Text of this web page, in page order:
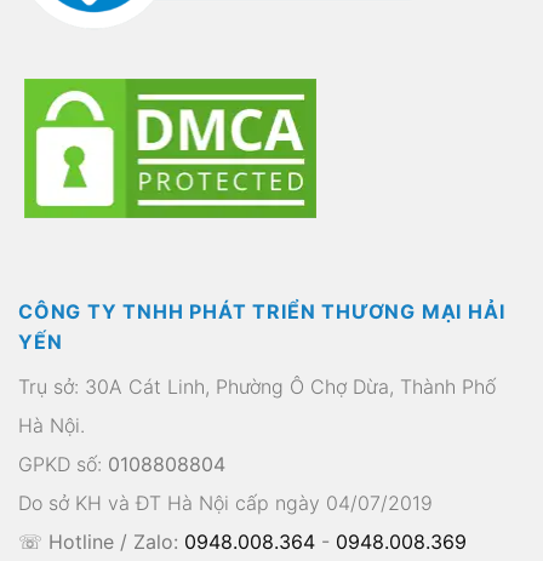
CÔNG TY TNHH PHÁT TRIỂN THƯƠNG MẠI HẢI
YẾN
Trụ sở: 30A Cát Linh, Phường Ô Chợ Dừa, Thành Phố
Hà Nội.
GPKD số: 0108808804
Do sở KH và ĐT Hà Nội cấp ngày 04/07/2019
☏ Hotline / Zalo: 0948.008.364 - 0948.008.369